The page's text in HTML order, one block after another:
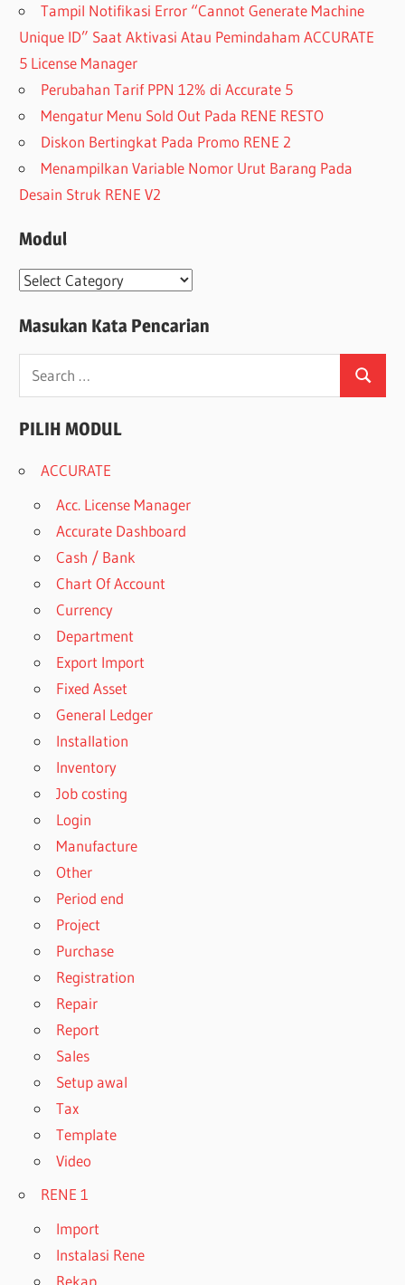
Tampil Notifikasi Error “Cannot Generate Machine
Unique ID” Saat Aktivasi Atau Pemindaham ACCURATE
5 License Manager
Perubahan Tarif PPN 12% di Accurate 5
Mengatur Menu Sold Out Pada RENE RESTO
Diskon Bertingkat Pada Promo RENE 2
Menampilkan Variable Nomor Urut Barang Pada
Desain Struk RENE V2
Modul
Modul
Masukan Kata Pencarian
Search
for:
Search
PILIH MODUL
ACCURATE
Acc. License Manager
Accurate Dashboard
Cash / Bank
Chart Of Account
Currency
Department
Export Import
Fixed Asset
General Ledger
Installation
Inventory
Job costing
Login
Manufacture
Other
Period end
Project
Purchase
Registration
Repair
Report
Sales
Setup awal
Tax
Template
Video
RENE 1
Import
Instalasi Rene
Rekap